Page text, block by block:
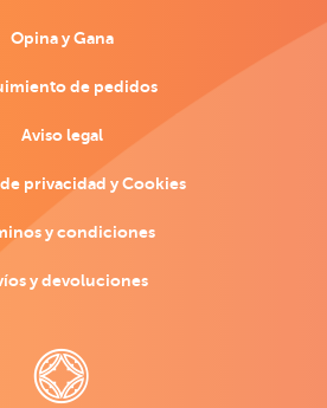
Opina y Gana
de pedidos
Aviso legal
privacidad y Cookies
y condiciones
y devoluciones